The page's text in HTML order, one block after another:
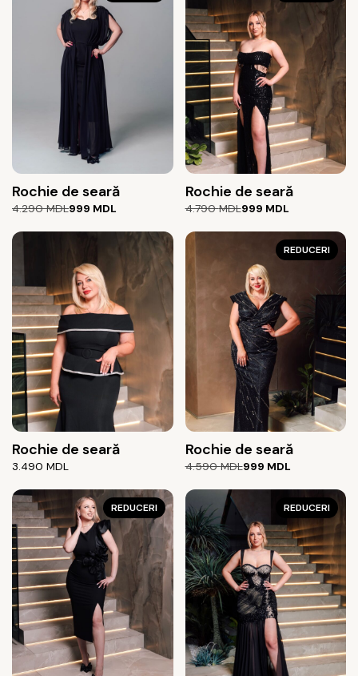
Rochie de seară
4.290MDL
Prețul
a
999 MDL
Prețul
este:
Rochie de seară
4.790MDL
Prețul
a
4.790 MDL.
999 MDL
Prețul
este:
Rochie de seară
3.490 MDL
REDUCERI
Rochie de seară
4.590MDL
Prețul
a
fost:
4.590 MDL.
999 MDL
Prețul
este:
999 MDL.
REDUCERI REDUCERI